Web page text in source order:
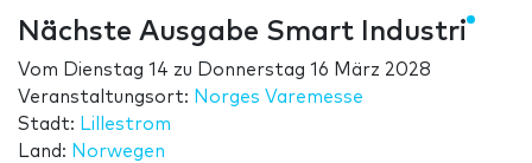
Nächste Ausgabe Smart Industri
Vom Dienstag 14 zu Donnerstag 16 März 2028
Veranstaltungsort: Norges Varemesse
Stadt: Lillestrom
Land: Norwegen